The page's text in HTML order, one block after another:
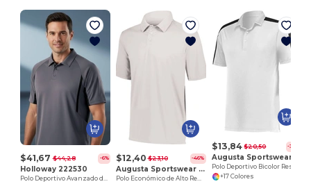
$41,67 $44,28 -6%
Holloway 222530
$12,40 $23,10 -46%
Augusta Sportswear 5017
$13,84 $20,50 -32%
+17 Colores